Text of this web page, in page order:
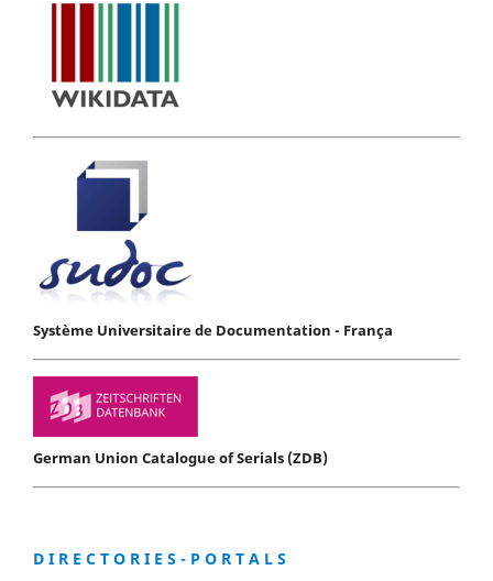
Système Universitaire de Documentation - França
German Union Catalogue of Serials (ZDB)
D I R E C T O R I E S - P O R T A L S